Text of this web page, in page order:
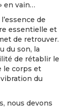
en vain…
de
essentielle et
de retrouver.
du son, la
de rétablir le
le corps et
du
nous devons